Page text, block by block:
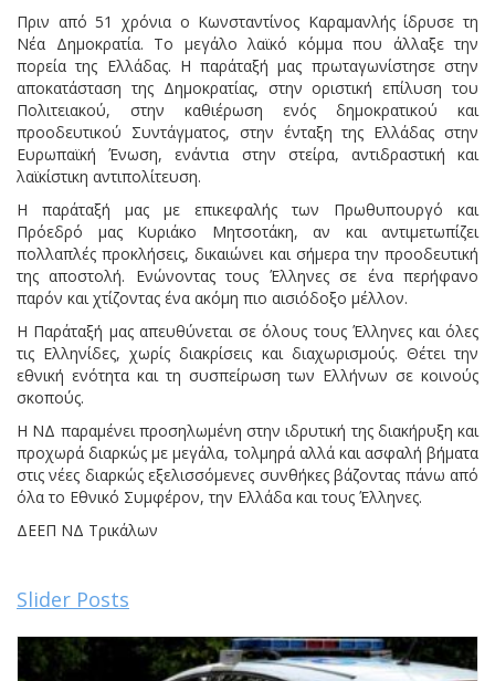
Πριν από 51 χρόνια ο Κωνσταντίνος Καραμανλής ίδρυσε τη
Νέα Δημοκρατία. Το μεγάλο λαϊκό κόμμα που άλλαξε την
πορεία της Ελλάδας. Η παράταξή μας πρωταγωνίστησε στην
αποκατάσταση της Δημοκρατίας, στην οριστική επίλυση του
Πολιτειακού, στην καθιέρωση ενός δημοκρατικού και
προοδευτικού Συντάγματος, στην ένταξη της Ελλάδας στην
Ευρωπαϊκή Ένωση, ενάντια στην στείρα, αντιδραστική και
λαϊκίστικη αντιπολίτευση.
Η παράταξή μας με επικεφαλής των Πρωθυπουργό και
Πρόεδρό μας Κυριάκο Μητσοτάκη, αν και αντιμετωπίζει
πολλαπλές προκλήσεις, δικαιώνει και σήμερα την προοδευτική
της αποστολή. Ενώνοντας τους Έλληνες σε ένα περήφανο
παρόν και χτίζοντας ένα ακόμη πιο αισιόδοξο μέλλον.
Η Παράταξή μας απευθύνεται σε όλους τους Έλληνες και όλες
τις Ελληνίδες, χωρίς διακρίσεις και διαχωρισμούς. Θέτει την
εθνική ενότητα και τη συσπείρωση των Ελλήνων σε κοινούς
σκοπούς.
Η ΝΔ παραμένει προσηλωμένη στην ιδρυτική της διακήρυξη και
προχωρά διαρκώς με μεγάλα, τολμηρά αλλά και ασφαλή βήματα
στις νέες διαρκώς εξελισσόμενες συνθήκες βάζοντας πάνω από
όλα το Εθνικό Συμφέρον, την Ελλάδα και τους Έλληνες.
ΔΕΕΠ ΝΔ Τρικάλων
Slider Posts